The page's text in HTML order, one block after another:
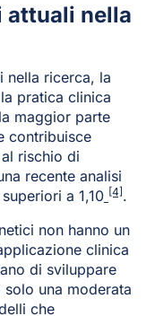
attuali nella
nella ricerca, la
pratica clinica
maggior parte
contribuisce
rischio di
recente analisi
a 1,10 [4] .
non hanno un
clinica
di sviluppare
una moderata
che